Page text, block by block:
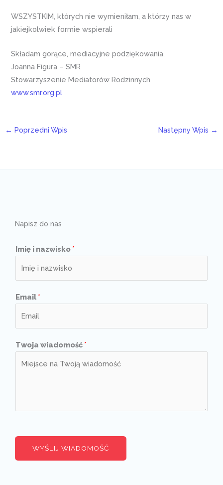
WSZYSTKIM, których nie wymieniłam, a którzy nas w
jakiejkolwiek formie wspierali
Składam gorące, mediacyjne podziękowania,
Joanna Figura – SMR
Stowarzyszenie Mediatorów Rodzinnych
www.smr.org.pl
← Poprzedni Wpis Następny Wpis →
Napisz do nas
Imię i nazwisko *
Email *
Twoja wiadomość *
WYŚLIJ WIADOMOŚĆ